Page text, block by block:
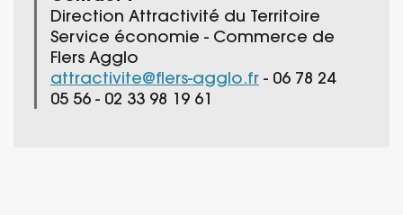
Direction Attractivité du Territoire
Service économie - Commerce de
Flers Agglo
attractivite@flers-agglo.fr - 06 78 24
05 56 - 02 33 98 19 61